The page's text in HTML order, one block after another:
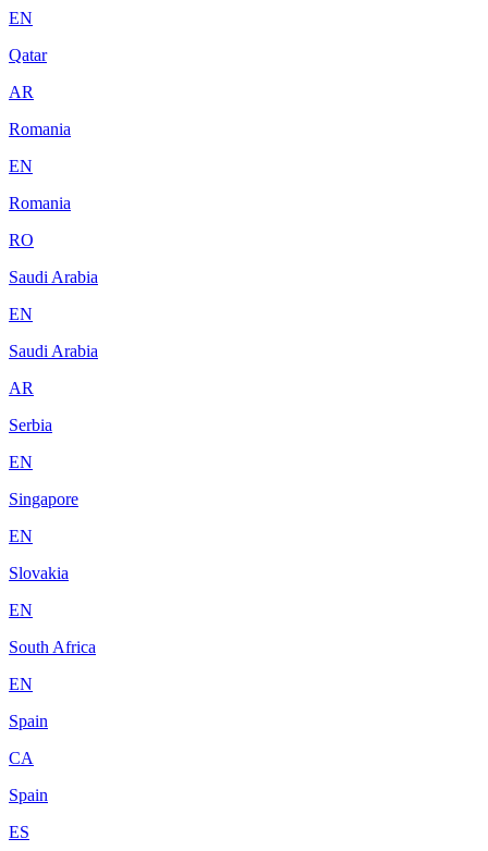
EN
Qatar
AR
Romania
EN
Romania
RO
Saudi Arabia
EN
Saudi Arabia
AR
Serbia
EN
Singapore
EN
Slovakia
EN
South Africa
EN
Spain
CA
Spain
ES